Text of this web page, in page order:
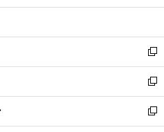
開
ウ
開
く
ン
ウ
で
開
く
ウ
ン
ド
ウ
で
開
く
新
し
い
ウ
ィ
ン
新
し
い
ウ
新
し